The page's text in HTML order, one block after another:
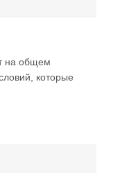
на общем
которые